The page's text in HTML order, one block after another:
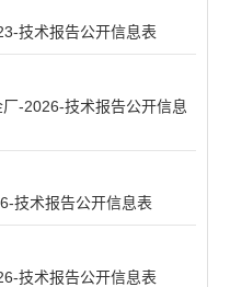
技术报告公开信息表
-2026-技术报告公开信息
技术报告公开信息表
技术报告公开信息表